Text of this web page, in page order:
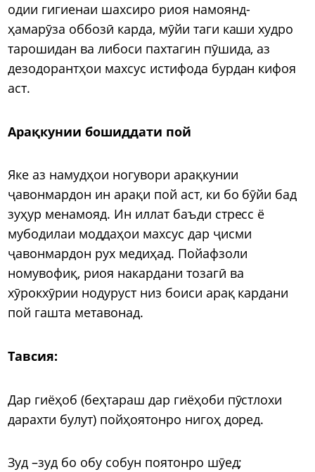
одии гигиенаи шахсиро риоя намоянд-
ҳамарӯза оббозӣ карда, мӯйи таги каши худро
тарошидан ва либоси пахтагин пӯшида, аз
дезодорантҳои махсус истифода бурдан кифоя
аст.
Арақкунии бошиддати пой
Яке аз намудҳои ногувори арақкунии
ҷавонмардон ин арақи пой аст, ки бо бӯйи бад
зуҳур менамояд. Ин иллат баъди стресс ё
мубодилаи моддаҳои махсус дар ҷисми
ҷавонмардон рух медиҳад. Пойафзоли
номувофиқ, риоя накардани тозагӣ ва
хӯрокхӯрии нодуруст низ боиси арақ кардани
пой гашта метавонад.
Тавсия:
Дар гиёҳоб (беҳтараш дар гиёҳоби пӯстлохи
дарахти булут) пойҳоятонро нигоҳ доред.
Зуд –зуд бо обу собун поятонро шӯед;